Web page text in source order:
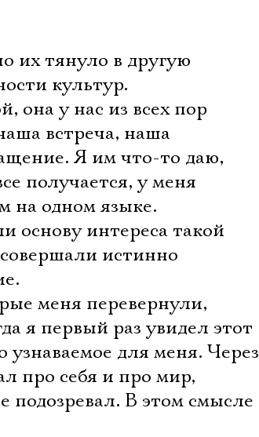
их тянуло в другую
культур.
она у нас из всех пор
встреча, наша
Я им что-то даю,
получается, у меня
на одном языке.
основу интереса такой
истинно
меня перевернули,
я первый раз увидел этот
для меня. Через
про себя и про мир,
подозревал. В этом смысле